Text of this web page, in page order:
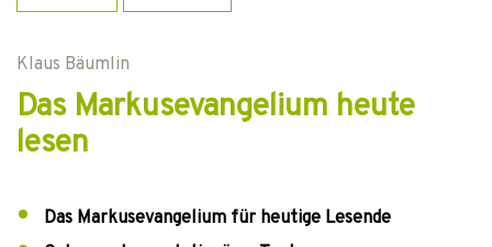
Klaus Bäumlin
Das Markusevangelium heute
lesen
Das Markusevangelium für heutige Lesende